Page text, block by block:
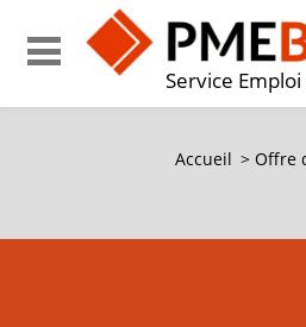
Service
Accueil > Offre